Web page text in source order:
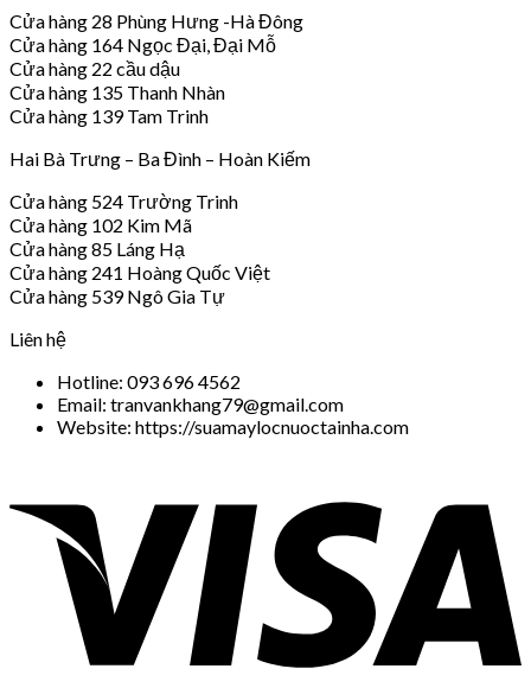
Cửa hàng 28 Phùng Hưng -Hà Đông
Cửa hàng 164 Ngọc Đại, Đại Mỗ
Cửa hàng 22 cầu dậu
Cửa hàng 135 Thanh Nhàn
Cửa hàng 139 Tam Trinh
Hai Bà Trưng – Ba Đình – Hoàn Kiếm
Cửa hàng 524 Trường Trinh
Cửa hàng 102 Kim Mã
Cửa hàng 85 Láng Hạ
Cửa hàng 241 Hoàng Quốc Việt
Cửa hàng 539 Ngô Gia Tự
Liên hệ
Hotline: 093 696 4562
Email: tranvankhang79@gmail.com
Website: https://suamaylocnuoctainha.com